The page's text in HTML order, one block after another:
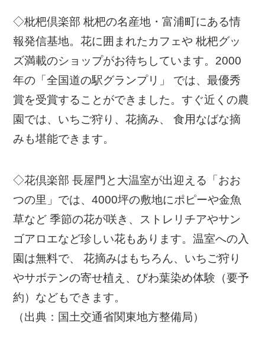
◇枇杷倶楽部 枇杷の名産地・富浦町にある情
報発信基地。花に囲まれたカフェや 枇杷グッ
ズ満載のショップがお待ちしています。2000
年の「全国道の駅グランプリ」 では、最優秀
賞を受賞することができました。すぐ近くの農
園では、いちご狩り、花摘み、 食用なばな摘
みも堪能できます。
◇花倶楽部 長屋門と大温室が出迎える「おお
つの里」では、4000坪の敷地にポピーや金魚
草など 季節の花が咲き、ストレリチアやサン
ゴアロエなど珍しい花もあります。温室への入
園は無料で、 花摘みはもちろん、いちご狩り
やサボテンの寄せ植え、びわ葉染め体験（要予
約）などもできます。
（出典：国土交通省関東地方整備局）